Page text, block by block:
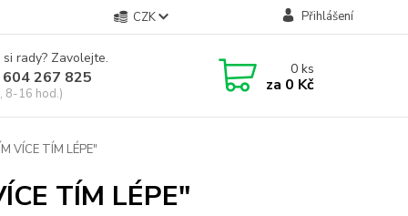
CZK Přihlášení
rady? Zavolejte.
267 825
8-16 hod.)
0ks
za 0 Kč
VÍCE TÍM LÉPE"
TÍM LÉPE"